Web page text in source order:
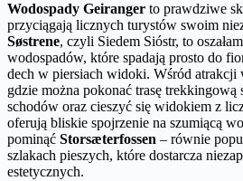
Wodospady Geiranger to prawdziwe
przyciągają licznych turystów swoim
Søstrene, czyli Siedem Sióstr, to
wodospadów, które spadają prosto do
dech w piersiach widoki. Wśród atrakcji
gdzie można pokonać trasę trekkingową
schodów oraz cieszyć się widokiem z
oferują bliskie spojrzenie na szumiącą
pominąć Storsæterfossen – równie
szlakach pieszych, które dostarcza
estetycznych.